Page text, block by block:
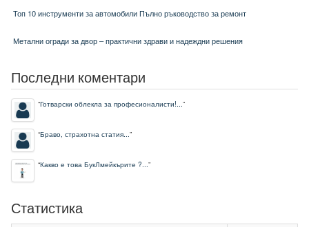
Топ 10 инструменти за автомобили Пълно ръководство за ремонт
Метални огради за двор – практични здрави и надеждни решения
Последни коментари
“Готварски облекла за професионалисти!...”
“Браво, страхотна статия...”
“Какво е това БукЛмейкърите ?...”
Статистика